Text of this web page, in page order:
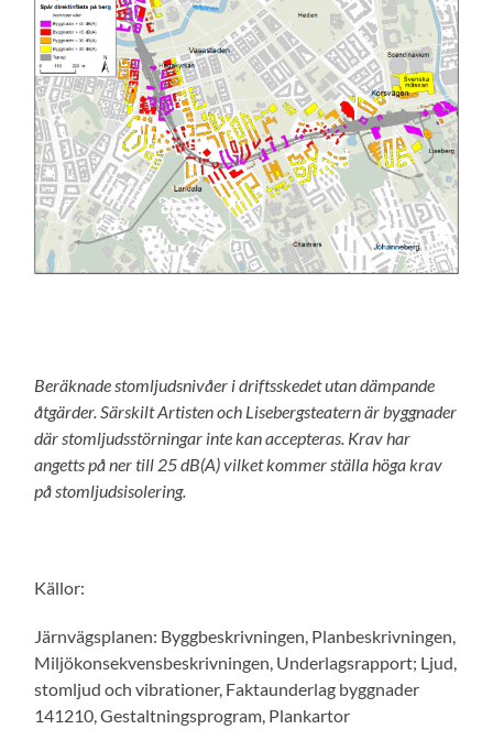
Beräknade stomljudsnivåer i driftsskedet utan dämpande
åtgärder. Särskilt Artisten och Lisebergsteatern är byggnader
där stomljudsstörningar inte kan accepteras. Krav har
angetts på ner till 25 dB(A) vilket kommer ställa höga krav
på stomljudsisolering.
Källor:
Järnvägsplanen: Byggbeskrivningen, Planbeskrivningen,
Miljökonsekvensbeskrivningen, Underlagsrapport; Ljud,
stomljud och vibrationer, Faktaunderlag byggnader
141210, Gestaltningsprogram, Plankartor